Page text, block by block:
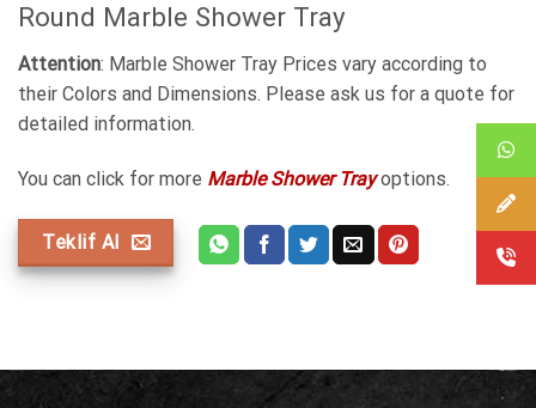
Round Marble Shower Tray
Attention: Marble Shower Tray Prices vary according to
their Colors and Dimensions. Please ask us for a quote for
detailed information.
You can click for more Marble Shower Tray options.
Teklif Al